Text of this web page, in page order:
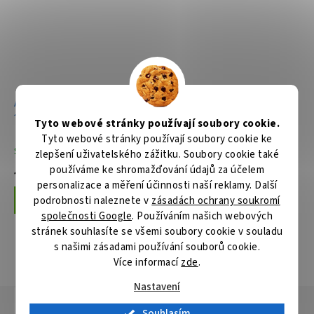
Tyto webové stránky používají soubory cookie.
Tyto webové stránky používají soubory cookie ke
zlepšení uživatelského zážitku. Soubory cookie také
používáme ke shromažďování údajů za účelem
personalizace a měření účinnosti naší reklamy. Další
podrobnosti naleznete v zásadách ochrany soukromí
společnosti Google. Používáním našich webových
stránek souhlasíte se všemi soubory cookie v souladu
s našimi zásadami používání souborů cookie.
Více informacízde.
Nastavení
Aku pila ocaska Li-ion LXT
18V/5,0Ah
Skladem
11 079 Kč
Do košíku
Aku pila ocaska Li-ion LXT
Skladem
3 659 Kč
Do košíku
ZOBRAZIT VŠECHNY SOUVISEJÍCÍ PRODUKTY
Popis Hodnocení Diskuze